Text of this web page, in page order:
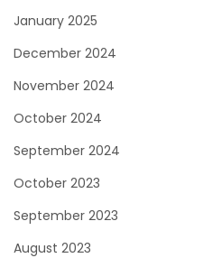
January 2025
December 2024
November 2024
October 2024
September 2024
October 2023
September 2023
August 2023